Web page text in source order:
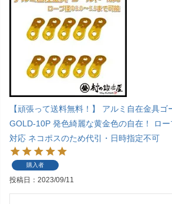
【頑張って送料無料！】 アルミ自在金具
GOLD-10P 発色綺麗な黄金色の自在！ ロ
対応 ネコポスのため代引・日時指定不可
購入者
投稿日 2023/09/11